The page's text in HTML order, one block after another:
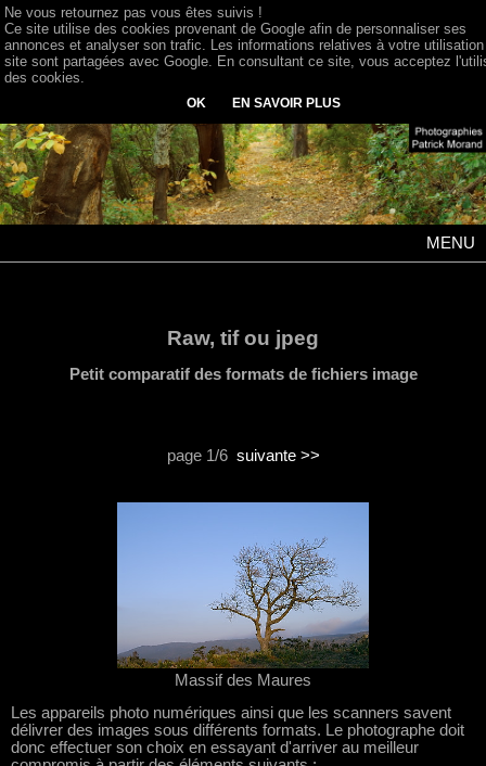
MENU
Raw, tif ou jpeg
Petit comparatif des formats de fichiers image
page 1/6 suivante >>
Massif des Maures
Les appareils photo numériques ainsi que les scanners savent
délivrer des images sous différents formats. Le photographe doit
donc effectuer son choix en essayant d'arriver au meilleur
Ne vous retournez pas vous êtes suivis !
Ce site utilise des cookies provenant de Google afin de personnaliser ses
annonces et analyser son trafic. Les informations relatives à votre
site sont partagées avec Google. En consultant ce site, vous acceptez
des cookies.
OK EN SAVOIR PLUS